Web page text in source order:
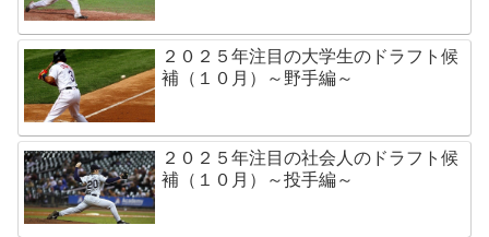
２０２５年注目の大学生のドラフト候
補（１０月）～野手編～
２０２５年注目の社会人のドラフト候
補（１０月）～投手編～